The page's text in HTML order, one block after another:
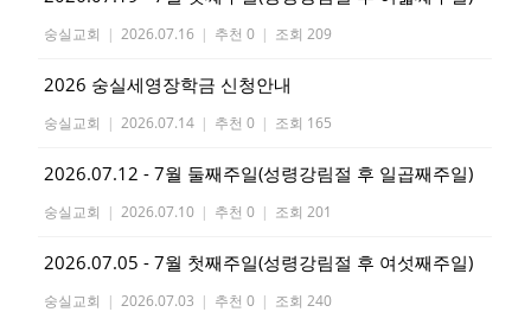
숭실교회 | 2026.07.16 | 추천 0 | 조회 209
2026 숭실세영장학금 신청안내
숭실교회 | 2026.07.14 | 추천 0 | 조회 165
2026.07.12 - 7월 둘째주일(성령강림절 후 일곱째주일)
숭실교회 | 2026.07.10 | 추천 0 | 조회 201
2026.07.05 - 7월 첫째주일(성령강림절 후 여섯째주일)
숭실교회 | 2026.07.03 | 추천 0 | 조회 240